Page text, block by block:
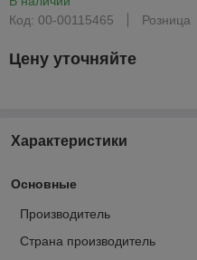
Код: 00-00115465
Розница
Цену уточняйте
Характеристики
Основные
Производитель
Страна производитель